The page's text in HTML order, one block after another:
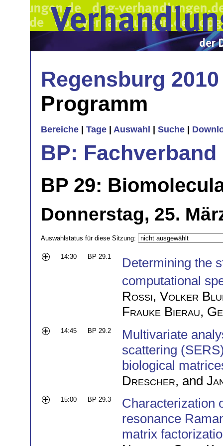
Regensburg 2010
Programm
Bereiche Tage Auswahl Suche
BP:
BP 29:
Donnerstag, 25.
Auswahlstatus für diese Sitzung:
14:30 BP 29.1
Determining the
computational
Rossi, Volker
Frauke Bierau,
14:45 BP 29.2
Multivariate
scattering
biological
Drescher, and
15:00 BP 29.3
Characterization
resonance
matrix